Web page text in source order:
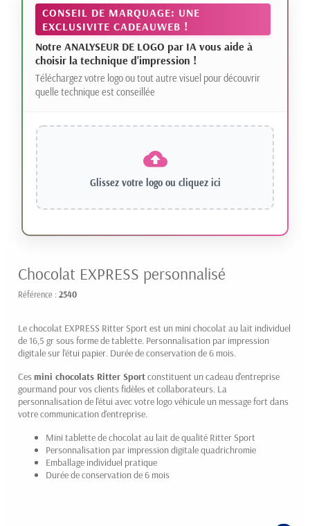
CONSEIL DE MARQUAGE: UNE
EXCLUSIVITE CADEAUWEB !
Notre ANALYSEUR DE LOGO par IA vous aide à
choisir la technique d'impression !
Téléchargez votre logo ou tout autre visuel pour découvrir
quelle technique est conseillée
Glissez votre logo ou cliquez ici
Chocolat EXPRESS personnalisé
Référence : 2540
Le chocolat EXPRESS Ritter Sport est un mini chocolat au lait individuel
de 16,5 gr sous forme de tablette. Personnalisation par impression
digitale sur l'étui papier. Durée de conservation de 6 mois.
Cesmini chocolats Ritter Sportconstituent un cadeau d'entreprise
gourmand pour vos clients fidèles et collaborateurs. La
personnalisation de l'étui avec votre logo véhicule un message fort dans
votre communication d'entreprise.
Mini tablette de chocolat au lait de qualité Ritter Sport
Personnalisation par impression digitale quadrichromie
Emballage individuel pratique
Durée de conservation de 6 mois